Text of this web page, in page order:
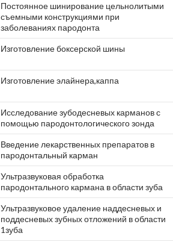
Постоянное шинирование цельнолитыми
съемными конструкциями при
заболеваниях пародонта
Изготовление боксерской шины
Изготовление элайнера,каппа
Исследование зубодесневых карманов с
помощью пародонтологического зонда
Введение лекарственных препаратов в
пародонтальный карман
Ультразвуковая обработка
пародонтального кармана в области зуба
Ультразвуковое удаление наддесневых и
поддесневых зубных отложений в области
1зуба